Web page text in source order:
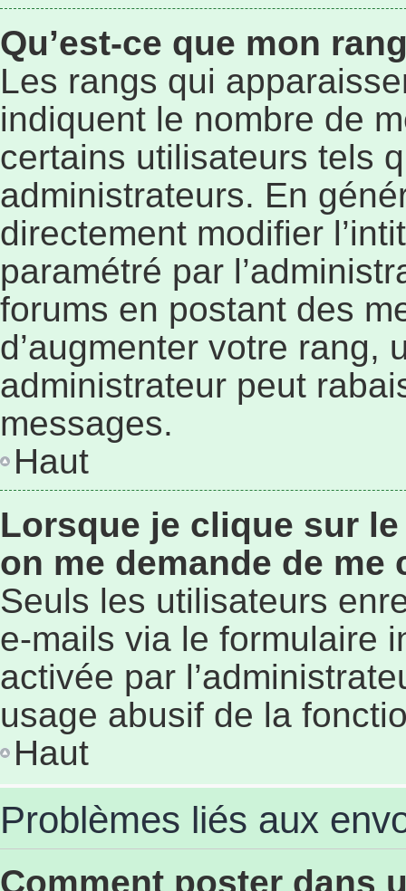
Qu’est-ce que mon
Les rangs qui
indiquent le nombre de
certains utilisateurs tels
administrateurs. En
directement modifier
paramétré par
forums en postant des
d’augmenter votre rang,
administrateur peut
messages.
Haut
Lorsque je clique sur
on me demande de me
Seuls les utilisateurs
e-mails via le formulaire
activée par
usage abusif de la
Haut
Problèmes liés aux
Comment poster dans